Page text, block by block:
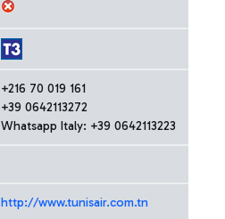
+216 70 019 161
+39 0642113272
Whatsapp Italy: +39 0642113223
http://www.tunisair.com.tn